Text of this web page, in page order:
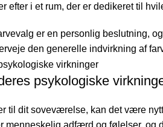
efter i et rum, der er dedikeret til
er en personlig beslutning,
den generelle indvirkning af
psykologiske
til dit soveværelse, kan det være
menneskelig adfærd og følelser,